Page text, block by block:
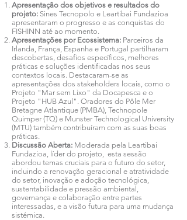
Apresentação dos objetivos e resultados do
projeto: Sines Tecnopolo e Leartibai Fundazioa
apresentaram o progresso e as conquistas do
FISHINN até ao momento.
Apresentações por Ecossistema: Parceiros da
Irlanda, França, Espanha e Portugal partilharam
descobertas, desafios específicos, melhores
práticas e soluções identificadas nos seus
contextos locais. Destacaram-se as
apresentações dos stakeholders locais, como o
Projeto "Mar sem Lixo" da Docapesca e o
Projeto "HUB Azul". Oradores do Pôle Mer
Bretagne Atlantique (PMBA), Technopole
Quimper (TQ) e Munster Technological University
(MTU) também contribuíram com as suas boas
práticas.
Discussão Aberta: Moderada pela Leartibai
Fundazioa, líder do projeto, esta sessão
abordou temas cruciais para o futuro do setor,
incluindo a renovação geracional e atratividade
do setor, inovação e adoção tecnológica,
sustentabilidade e pressão ambiental,
governança e colaboração entre partes
interessadas, e a visão futura para uma mudança
sistémica.